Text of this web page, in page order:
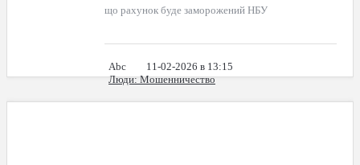
що рахунок буде заморожений НБУ
Abc
11-02-2026 в 13:15
Люди: Мошенничество